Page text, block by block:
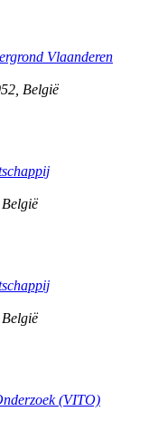
Vlaanderen
België
België
België
(VITO)